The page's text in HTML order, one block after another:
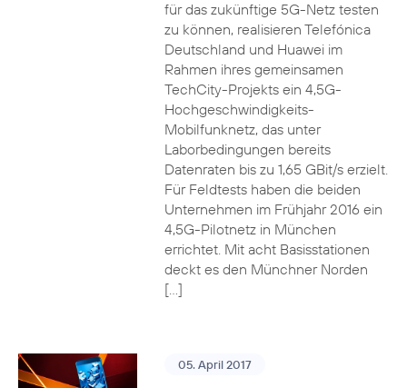
für das zukünftige 5G-Netz testen
zu können, realisieren Telefónica
Deutschland und Huawei im
Rahmen ihres gemeinsamen
TechCity-Projekts ein 4,5G-
Hochgeschwindigkeits-
Mobilfunknetz, das unter
Laborbedingungen bereits
Datenraten bis zu 1,65 GBit/s erzielt.
Für Feldtests haben die beiden
Unternehmen im Frühjahr 2016 ein
4,5G-Pilotnetz in München
errichtet. Mit acht Basisstationen
deckt es den Münchner Norden
[…]
05. April 2017